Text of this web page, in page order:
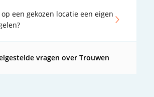
een gekozen locatie een eigen
vragen over Trouwen